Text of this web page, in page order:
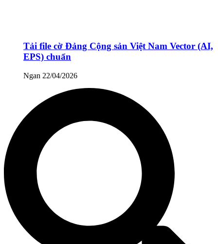
Tải file cờ Đảng Cộng sản Việt Nam Vector (AI,
EPS) chuẩn
Ngan 22/04/2026